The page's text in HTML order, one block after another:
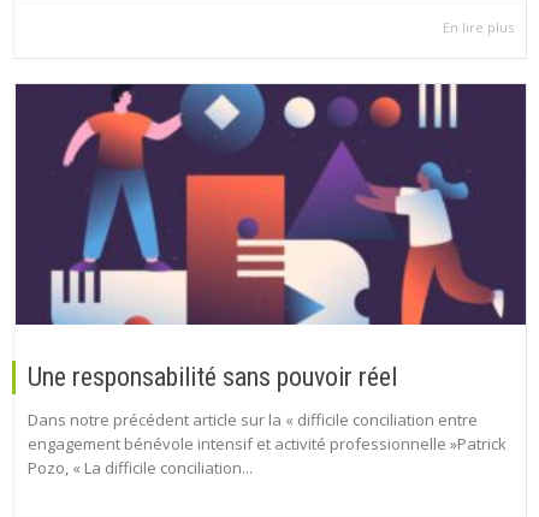
En lire plus
Une responsabilité sans pouvoir réel
Dans notre précédent article sur la « difficile conciliation entre
engagement bénévole intensif et activité professionnelle »Patrick
Pozo, « La difficile conciliation...